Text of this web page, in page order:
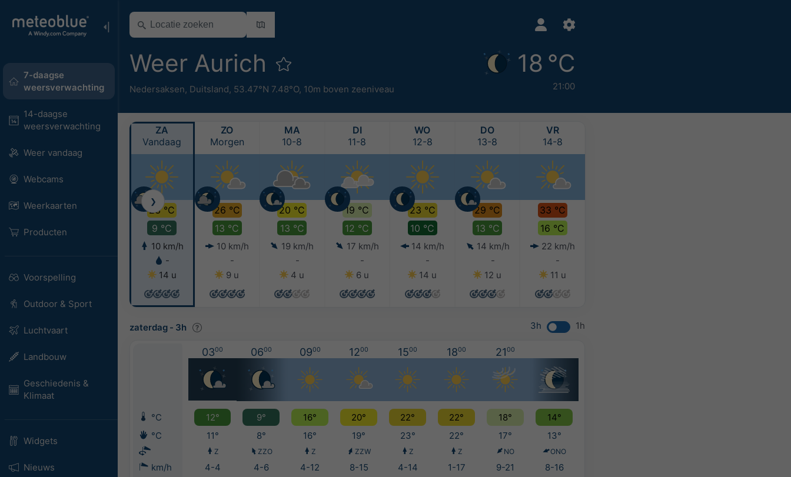
7-daagse
weersverwachting
14-daagse
weersverwachting
Weer vandaag
Webcams
Weerkaarten
Producten
Voorspelling
Outdoor & Sport
Luchtvaart
Landbouw
Geschiedenis &
Klimaat
Widgets
Nieuws
Weer Aurich
Nedersaksen, Duitsland, 53.47°N 7.48°O, 10m boven zeeniveau
18 °C
21:00
ZA
Vandaag
23 °C
9 °C
10 km/h
-
14 u
ZO
Morgen
26 °C
13 °C
10 km/h
-
9 u
MA
10-8
20 °C
13 °C
19 km/h
-
4 u
DI
11-8
19 °C
12 °C
17 km/h
-
6 u
WO
12-8
23 °C
10 °C
14 km/h
-
14 u
DO
13-8
29 °C
13 °C
14 km/h
-
12 u
VR
14-8
33 °C
16 °C
22 km/h
-
11 u
❯
zaterdag - 3h 3h 1h
0300 0600 0900 1200 1500 1800 2100
°C 12° 9° 16° 20° 22° 22° 18°
14°
°C
11° 8° 16° 19° 23° 22° 17° 13°
Z ZZO Z ZZW Z Z NO ONO
km/h 4-4 4-6 4-12 8-15 4-14 1-17 9-21
8-16